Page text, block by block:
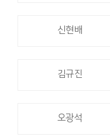
신현배
김규진
오광석